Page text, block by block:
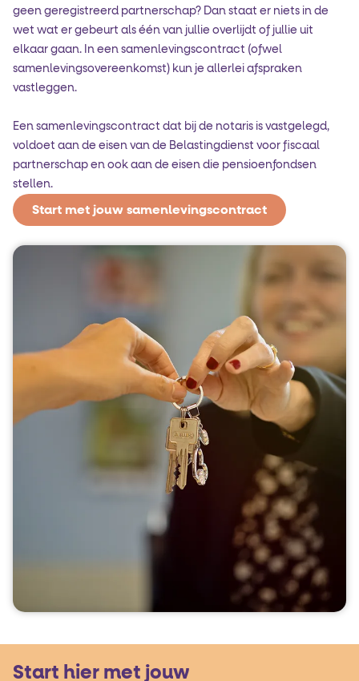
geen geregistreerd partnerschap? Dan staat er niets in de
wet wat er gebeurt als één van jullie overlijdt of jullie uit
elkaar gaan. In een samenlevings­contract (ofwel
samenlevings­overeenkomst) kun je allerlei afspraken
vastleggen.
Een samenlevingscontract dat bij de notaris is vastgelegd,
voldoet aan de eisen van de Belastingdienst voor fiscaal
partnerschap en ook aan de eisen die pensioenfondsen
stellen.
Start met jouw samenlevingscontract
Start hier met jouw